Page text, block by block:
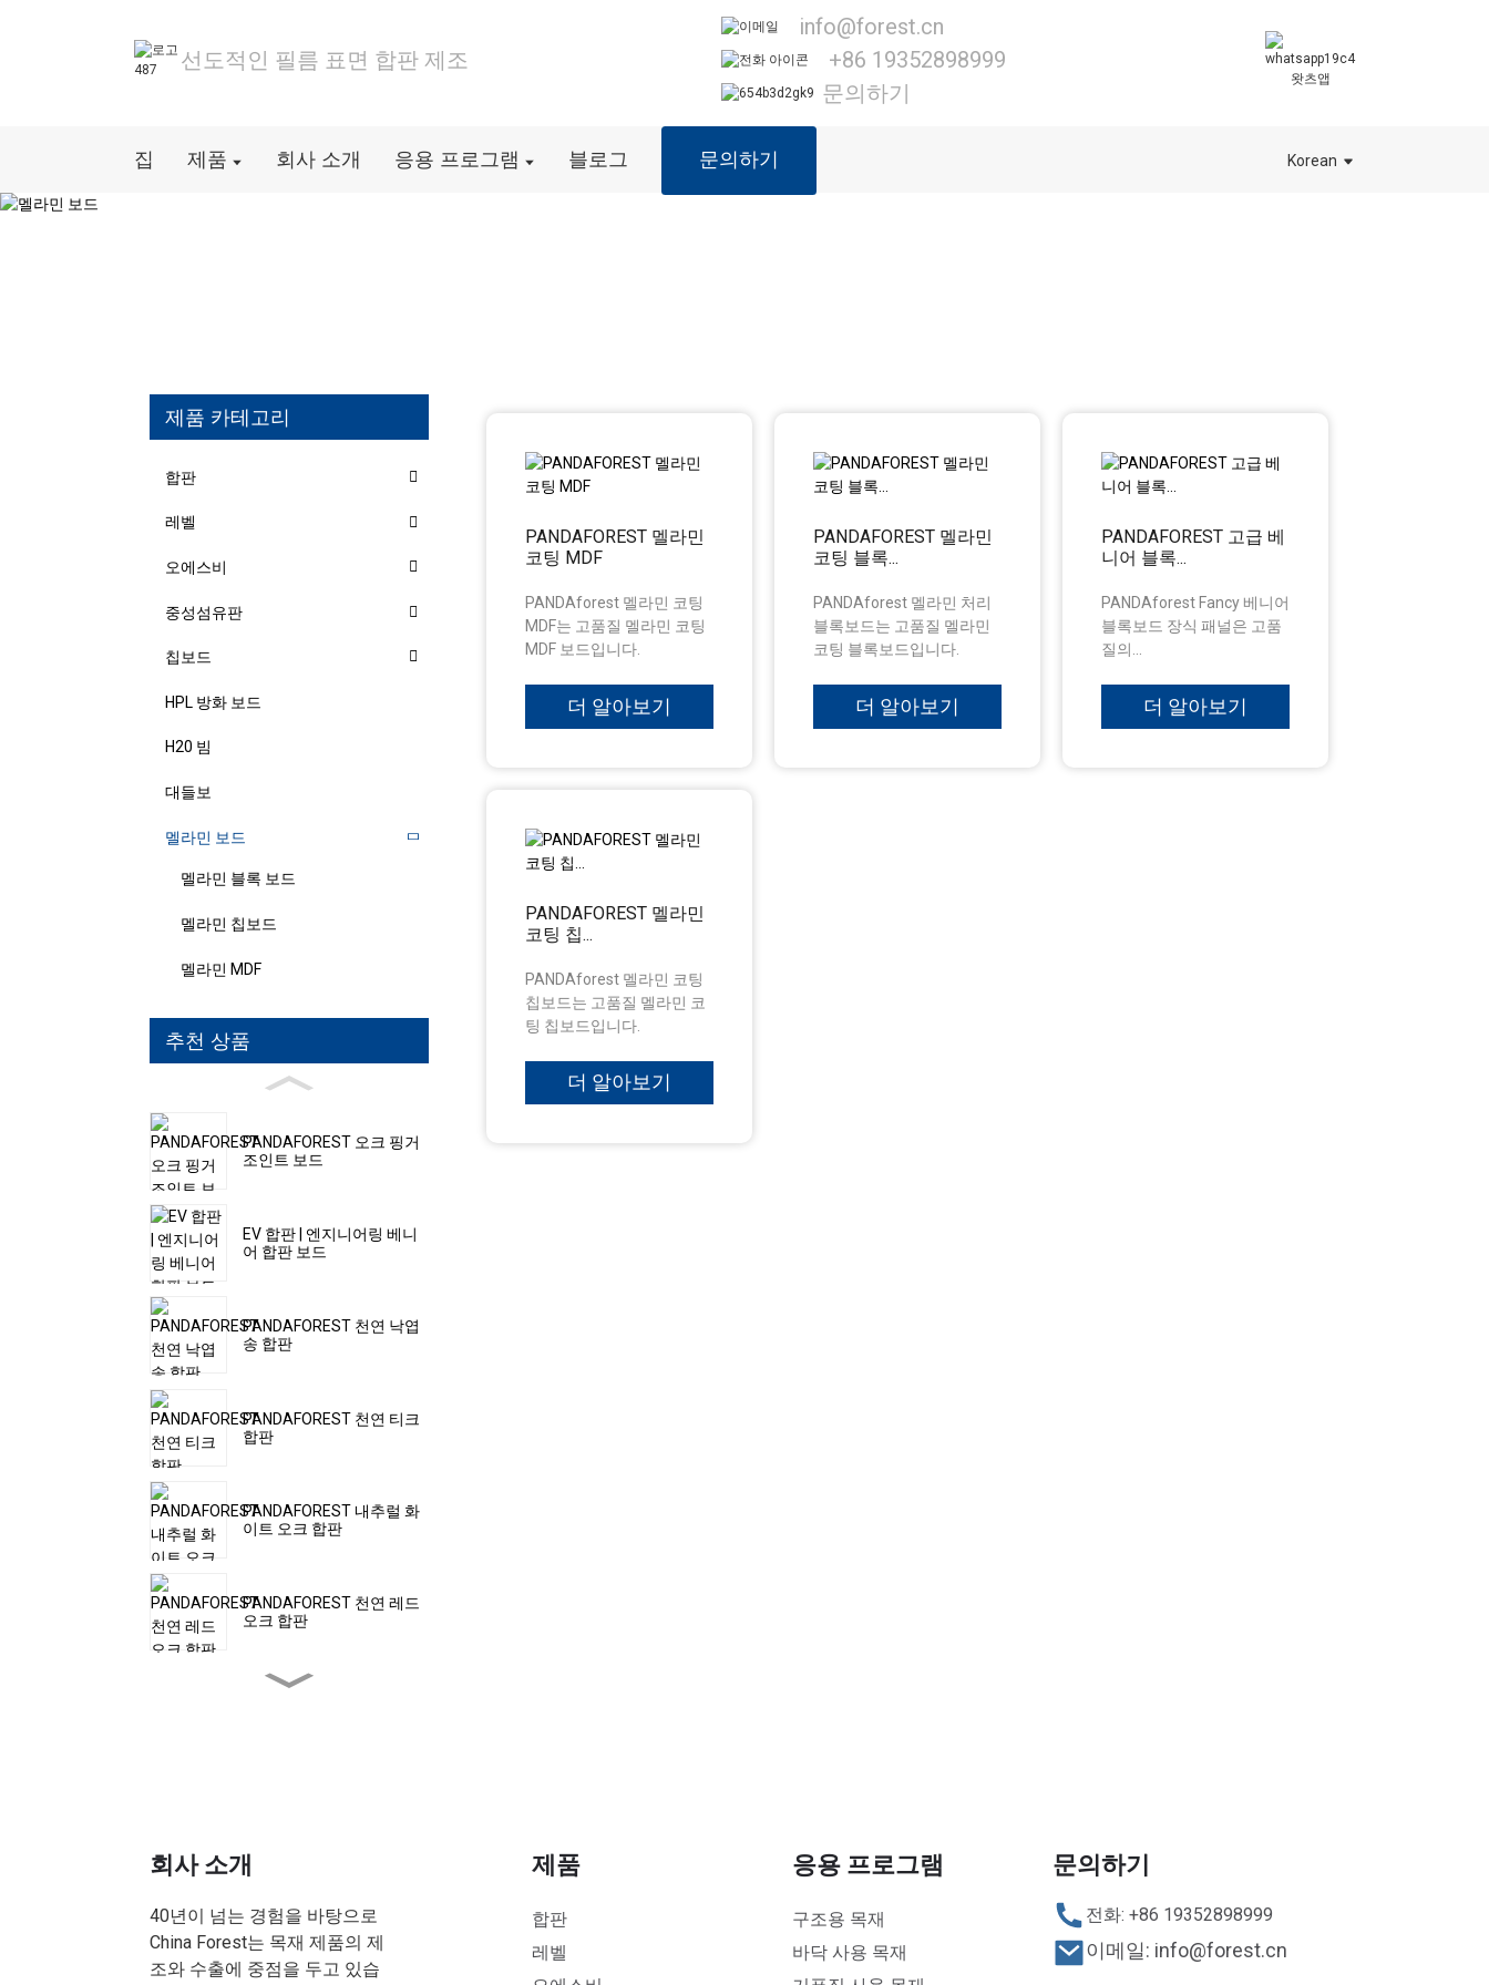
선도적인 필름 표면 합판 제조
info@forest.cn
+86 19352898999
문의하기
왓츠앱
집 제품 회사 소개 응용 프로그램 블로그 문의하기 Korean
제품 카테고리
합판
레벨
오에스비
중성섬유판
칩보드
HPL 방화 보드
H20 빔
대들보
멜라민 보드
멜라민 블록 보드
멜라민 칩보드
멜라민 MDF
추천 상품
PANDAFOREST 오크 핑거
조인트 보드
EV 합판 | 엔지니어링 베니
어 합판 보드
PANDAFOREST 천연 낙엽
송 합판
PANDAFOREST 천연 티크
합판
PANDAFOREST 내추럴 화
이트 오크 합판
PANDAFOREST 천연 레드
오크 합판
PANDAFOREST 필름 처리
사펠리 합판 | 사펠리 베니
PANDAFOREST 멜라민
코팅 MDF
PANDAforest 멜라민 코팅
MDF는 고품질 멜라민 코팅
MDF 보드입니다.
더 알아보기
PANDAFOREST 멜라민
코팅 블록...
PANDAforest 멜라민 처리
블록보드는 고품질 멜라민
코팅 블록보드입니다.
더 알아보기
PANDAFOREST 고급 베
니어 블록...
PANDAforest Fancy 베니어
블록보드 장식 패널은 고품
질의...
더 알아보기
PANDAFOREST 멜라민
코팅 칩...
PANDAforest 멜라민 코팅
칩보드는 고품질 멜라민 코
팅 칩보드입니다.
더 알아보기
회사 소개
40년이 넘는 경험을 바탕으로
China Forest는 목재 제품의 제
조와 수출에 중점을 두고 있습
제품
합판
레벨
응용 프로그램
구조용 목재
바닥 사용 목재
문의하기
전화: +86 19352898999
이메일: info@forest.cn